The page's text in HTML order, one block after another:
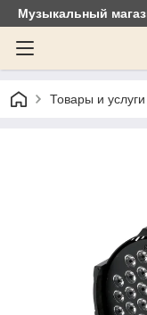
Музыкальный
Товары и услуги